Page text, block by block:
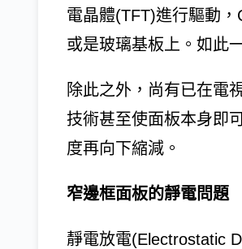
電晶體(TFT)進行驅動
或是玻璃基板上。如此
除此之外，尚有已在電
技術甚至使面板本身即
度再向下縮減。
窄邊框面板的靜電問題
靜電放電(Electrostatic